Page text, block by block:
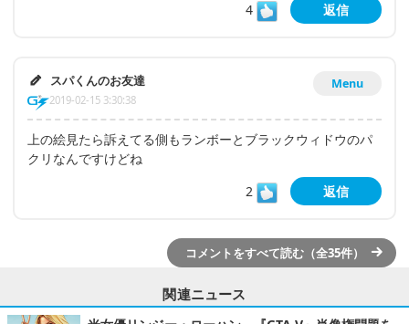
4
返信
Menu
スパくんのお友達
2019-02-15 3:30:38
上の絵見たら訴えてる側もランボーとブラックウィドウのパ
クリなんですけどね
2
返信
コメントをすべて読む（全35件）
関連ニュース